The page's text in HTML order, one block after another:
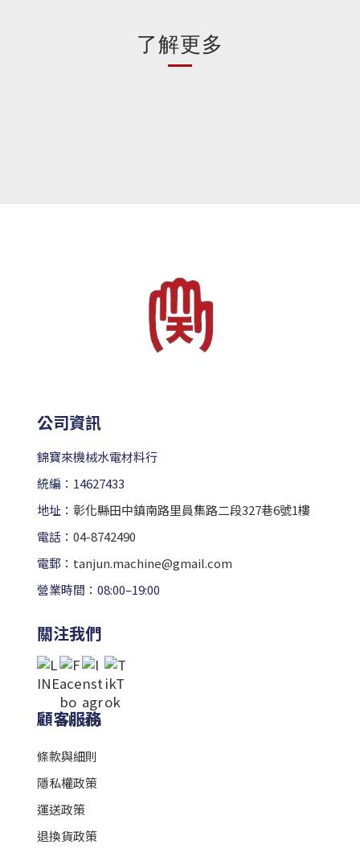
了解更多
公司資訊
錦寶來機械水電材料行
統編：14627433
地址： 彰化縣田中鎮南路里員集路二段327巷6號1樓
電話： 04-8742490
電郵： tanjun.machine@gmail.com
營業時間：08:00–19:00
關注我們
顧客服務
條款與細則
隱私權政策
運送政策
退換貨政策